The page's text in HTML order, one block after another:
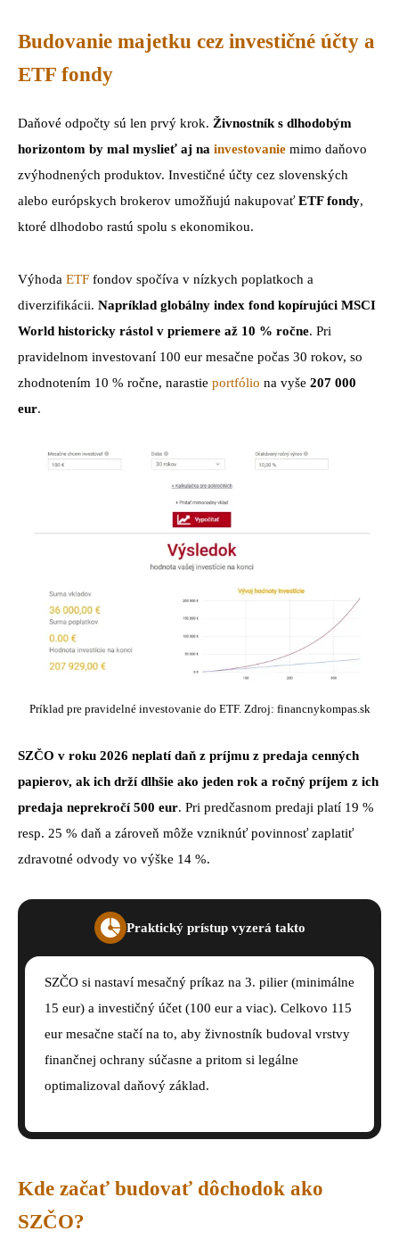
Budovanie majetku cez investičné účty a
ETF fondy
Daňové odpočty sú len prvý krok. Živnostník s dlhodobým
horizontom by mal myslieť aj na investovanie mimo daňovo
zvýhodnených produktov. Investičné účty cez slovenských
alebo európskych brokerov umožňujú nakupovať ETF fondy,
ktoré dlhodobo rastú spolu s ekonomikou.
Výhoda ETF fondov spočíva v nízkych poplatkoch a
diverzifikácii. Napríklad globálny index fond kopírujúci MSCI
World historicky rástol v priemere až 10 % ročne. Pri
pravidelnom investovaní 100 eur mesačne počas 30 rokov, so
zhodnotením 10 % ročne, narastie portfólio na vyše 207 000
eur.
Príklad pre pravidelné investovanie do ETF. Zdroj: financnykompas.sk
SZČO v roku 2026 neplatí daň z príjmu z predaja cenných
papierov, ak ich drží dlhšie ako jeden rok a ročný príjem z ich
predaja neprekročí 500 eur. Pri predčasnom predaji platí 19 %
resp. 25 % daň a zároveň môže vzniknúť povinnosť zaplatiť
zdravotné odvody vo výške 14 %.
Praktický prístup vyzerá takto
SZČO si nastaví mesačný príkaz na 3. pilier (minimálne
15 eur) a investičný účet (100 eur a viac). Celkovo 115
eur mesačne stačí na to, aby živnostník budoval vrstvy
finančnej ochrany súčasne a pritom si legálne
optimalizoval daňový základ.
Kde začať budovať dôchodok ako
SZČO?